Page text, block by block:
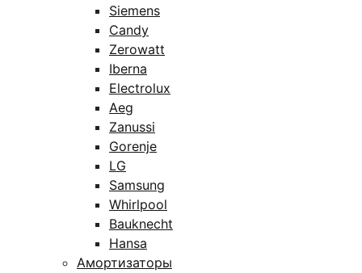
Siemens
Candy
Zerowatt
Iberna
Electrolux
Aeg
Zanussi
Gorenje
LG
Samsung
Whirlpool
Bauknecht
Hansa
Амортизаторы